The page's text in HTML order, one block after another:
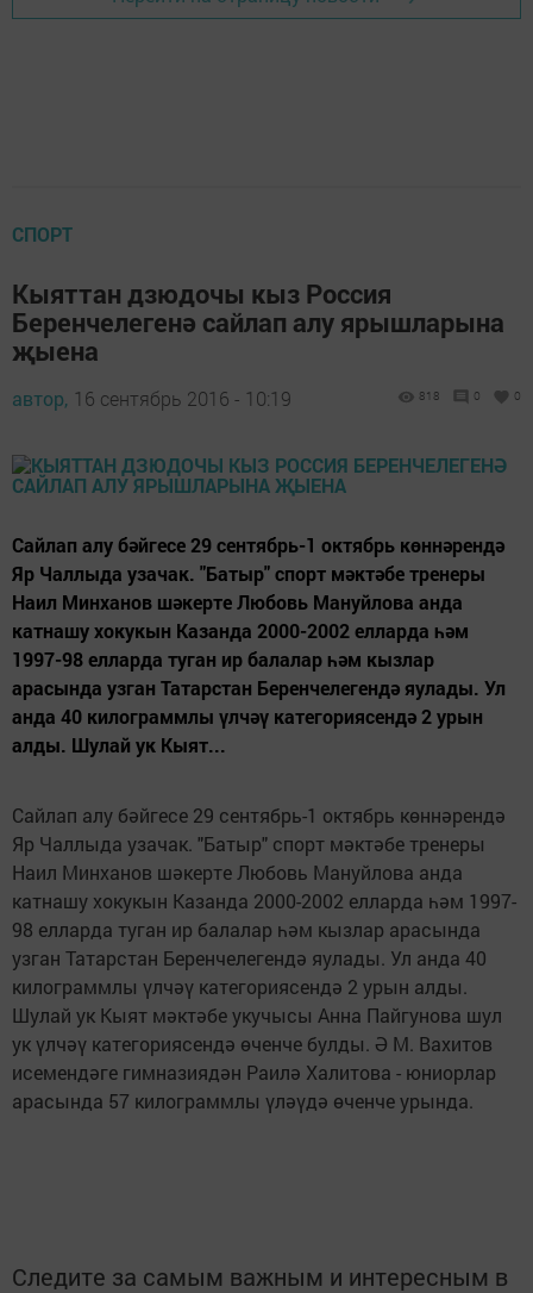
СПОРТ
Кыяттан дзюдочы кыз Россия
Беренчелегенә сайлап алу ярышларына
җыена
автор, 16 сентябрь 2016 - 10:19 818 0 0
Сайлап алу бәйгесе 29 сентябрь-1 октябрь көннәрендә
Яр Чаллыда узачак. "Батыр" спорт мәктәбе тренеры
Наил Минханов шәкерте Любовь Мануйлова анда
катнашу хокукын Казанда 2000-2002 елларда һәм
1997-98 елларда туган ир балалар һәм кызлар
арасында узган Татарстан Беренчелегендә яулады. Ул
анда 40 килограммлы үлчәү категориясендә 2 урын
алды. Шулай ук Кыят...
Сайлап алу бәйгесе 29 сентябрь-1 октябрь көннәрендә
Яр Чаллыда узачак. "Батыр" спорт мәктәбе тренеры
Наил Минханов шәкерте Любовь Мануйлова анда
катнашу хокукын Казанда 2000-2002 елларда һәм 1997-
98 елларда туган ир балалар һәм кызлар арасында
узган Татарстан Беренчелегендә яулады. Ул анда 40
килограммлы үлчәү категориясендә 2 урын алды.
Шулай ук Кыят мәктәбе укучысы Анна Пайгунова шул
ук үлчәү категориясендә өченче булды. Ә М. Вахитов
исемендәге гимназиядән Раилә Халитова - юниорлар
арасында 57 килограммлы үләүдә өченче урында.
Следите за самым важным и интересным в